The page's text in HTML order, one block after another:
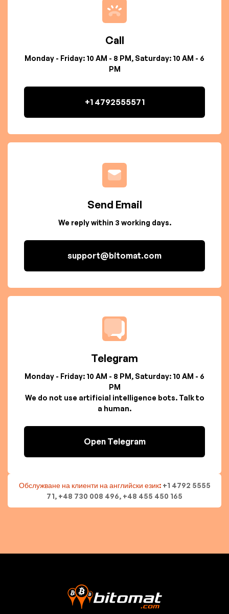
Call
Monday - Friday: 10 AM - 8 PM, Saturday: 10 AM - 6
PM
+1 4792555571
Send Email
We reply within 3 working days.
support@bitomat.com
Telegram
Monday - Friday: 10 AM - 8 PM, Saturday: 10 AM - 6
PM
We do not use artificial intelligence bots. Talk to
a human.
Open Telegram
Обслужване на клиенти на английски език: +1 4792 5555
71, +48 730 008 496, +48 455 450 165